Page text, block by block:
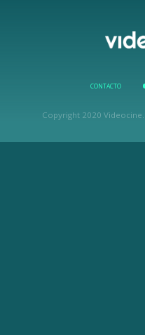
CONTACTO
Copyright 2020